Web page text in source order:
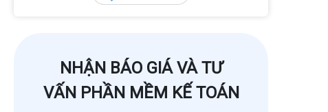
NHẬN BÁO GIÁ VÀ TƯ
VẤN PHẦN MỀM KẾ TOÁN